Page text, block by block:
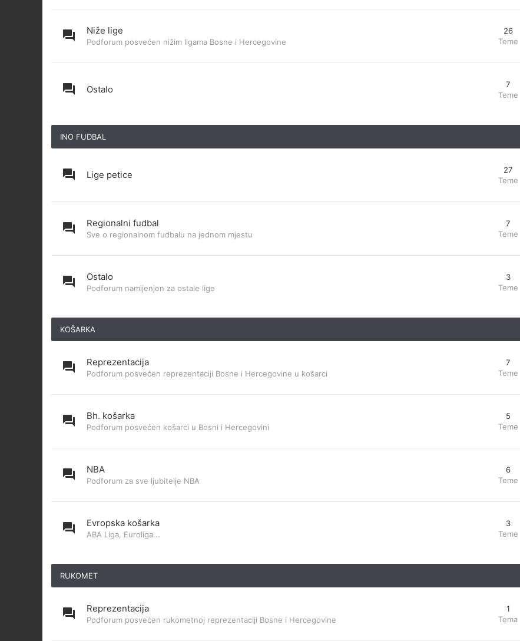
Niže lige
Podforum posvećen nižim ligama Bosne i Hercegovine
26
Teme
Ostalo
7
Teme
INO FUDBAL
Lige petice
27
Teme
Regionalni fudbal
Sve o regionalnom fudbalu na jednom mjestu
7
Teme
Ostalo
Podforum namijenjen za ostale lige
3
Teme
KOŠARKA
Reprezentacija
Podforum posvećen reprezentaciji Bosne i Hercegovine u košarci
7
Teme
Bh. košarka
Podforum posvećen košarci u Bosni i Hercegovini
5
Teme
NBA
Podforum za sve ljubitelje NBA
6
Teme
Evropska košarka
ABA Liga, Euroliga...
3
Teme
RUKOMET
Reprezentacija
Podforum posvećen rukometnoj reprezentaciji Bosne i Hercegovine
1
Tema